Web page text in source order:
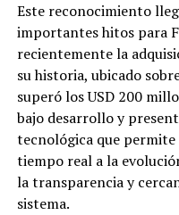
Este reconocimiento
importantes hitos para
recientemente la
su historia, ubicado
superó los USD 200
bajo desarrollo y
tecnológica que permite
tiempo real a la
la transparencia y
sistema.